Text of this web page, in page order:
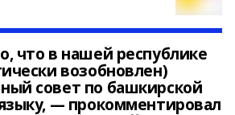
что в нашей республике
возобновлен)
совет по башкирской
— прокомментировал